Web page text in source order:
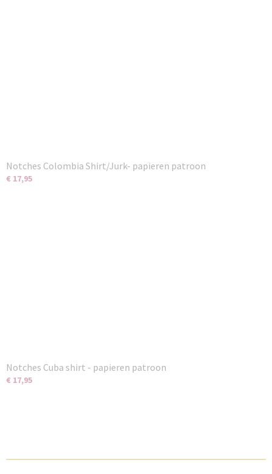
Notches Colombia Shirt/Jurk- papieren patroon
€ 17,95
Notches Cuba shirt - papieren patroon
€ 17,95